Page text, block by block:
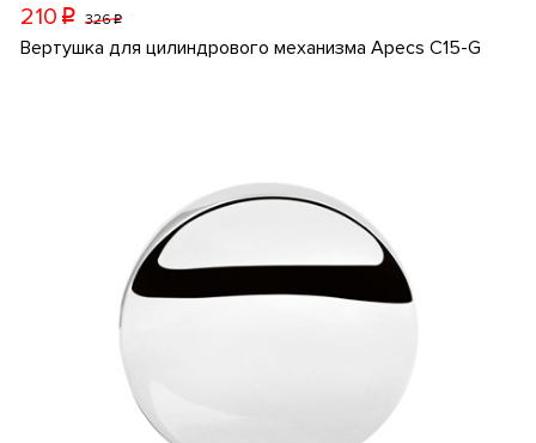
210 p 326p
Вертушка для цилиндрового механизма Apecs C15-G